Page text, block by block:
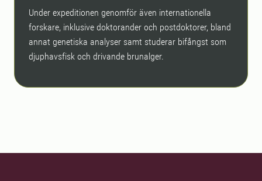
Under expeditionen genomför även internationella
forskare, inklusive doktorander och postdoktorer, bland
annat genetiska analyser samt studerar bifångst som
djuphavsfisk och drivande brunalger.